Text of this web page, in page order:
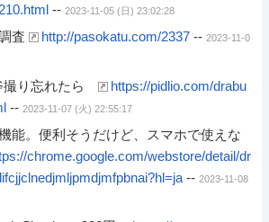
-- 2023-11-05 (日) 23:02:28
査 http://pasokatu.com/2337 -- 2023-11-0
撮り忘れたら
https://pidlio.com/drabu
-- 2023-11-07 (火) 22:55:17
能。便利そうだけど、スマホで使えな
chrome.google.com/webstore/detail/dr
-- 2023-11-08